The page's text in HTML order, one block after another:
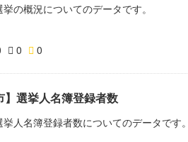
の概況についてのデータです。
0 0
】選挙人名簿登録者数
人名簿登録者数についてのデータです。